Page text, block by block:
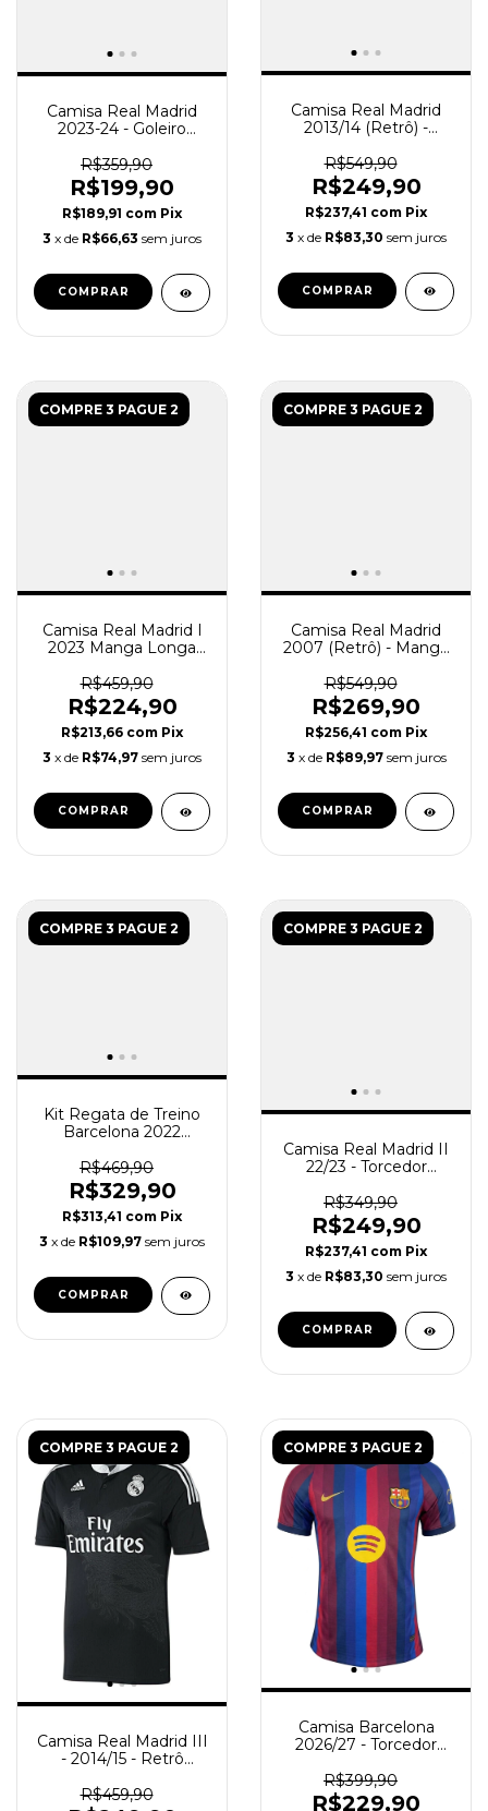
Camisa Real Madrid
2023-24 - Goleiro
R$359,90
R$199,90
R$189,91 com Pix
3 x de R$66,63 sem juros
COMPRAR
Camisa Real Madrid
2013/14 (Retrô) -
Masculina - Branca
R$549,90
R$249,90
R$237,41 com Pix
3 x de R$83,30 sem juros
COMPRAR
COMPRE 3 PAGUE 2
Camisa Real Madrid I
2023 Manga Longa
R$459,90
R$224,90
R$213,66 com Pix
3 x de R$74,97 sem juros
COMPRAR
COMPRE 3 PAGUE 2
Camisa Real Madrid
2007 (Retrô) - Manga
Preta
R$549,90
R$269,90
R$256,41 com Pix
3 x de R$89,97 sem juros
COMPRAR
COMPRE 3 PAGUE 2
Kit Regata de Treino
Barcelona 2022
roxa
R$469,90
R$329,90
R$313,41 com Pix
3 x de R$109,97 sem juros
COMPRAR
COMPRE 3 PAGUE 2
Camisa Real Madrid II
22/23 - Torcedor
R$349,90
R$249,90
R$237,41 com Pix
3 x de R$83,30 sem juros
COMPRAR
COMPRE 3 PAGUE 2
Camisa Real Madrid III
- 2014/15 - Retrô
R$459,90
COMPRE 3 PAGUE 2
Camisa Barcelona
2026/27 - Torcedor
Vermelha
R$399,90
R$229,90